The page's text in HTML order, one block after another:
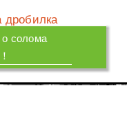
о солома